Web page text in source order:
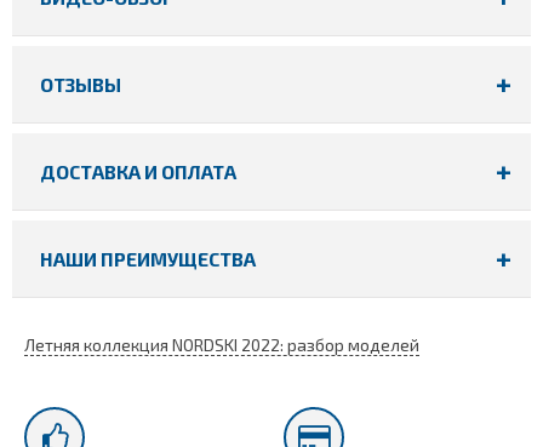
ОТЗЫВЫ
ДОСТАВКА И ОПЛАТА
НАШИ ПРЕИМУЩЕСТВА
Летняя коллекция NORDSKI 2022: разбор моделей